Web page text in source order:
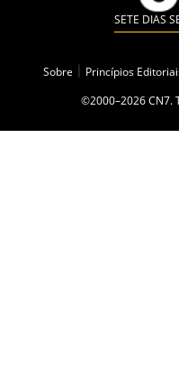
SETE DIAS
Sobre Princípios
©2000–2026 CN7.